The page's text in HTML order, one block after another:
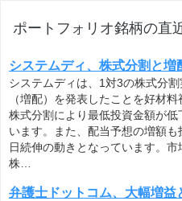
ポートフォリオ銘柄の直
システムディ、株式分割と増
システムディは、1対3の株式分
（増配）を発表したことを好材
株式分割により最低投資金額が
います。また、配当予想の増額
日続伸の動きとなっています。
株…
弁護士ドットコム、大幅増